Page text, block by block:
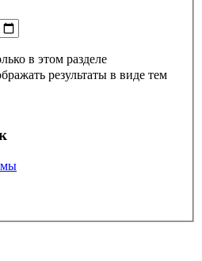
в этом разделе
результаты в виде тем